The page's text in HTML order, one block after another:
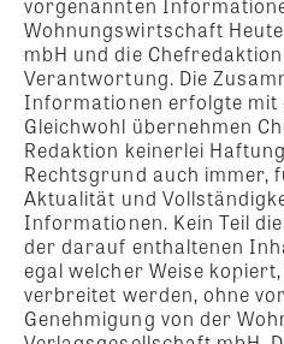
vorgenannten
Wohnungswirtschaft
mbH und die
Verantwortung. Die
Informationen erfolgte mit
Gleichwohl übernehmen
Redaktion keinerlei
Rechtsgrund auch immer,
Aktualität und
Informationen. Kein Teil
der darauf enthaltenen
egal welcher Weise
verbreitet werden, ohne
Genehmigung von der